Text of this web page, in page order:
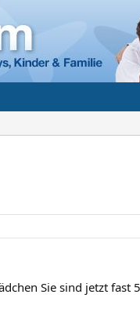
Sie sind jetzt fast